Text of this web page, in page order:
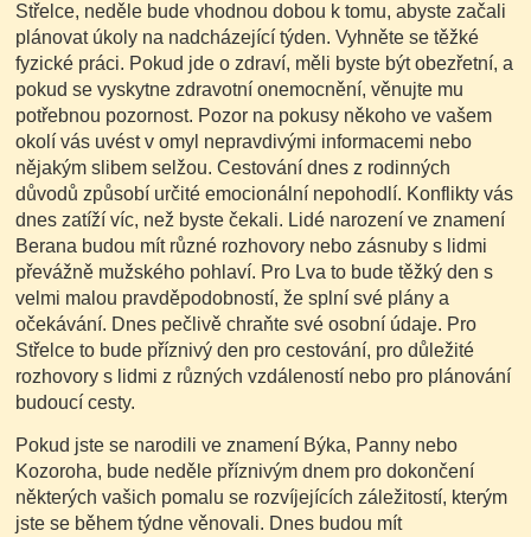
Střelce, neděle bude vhodnou dobou k tomu, abyste začali
plánovat úkoly na nadcházející týden. Vyhněte se těžké
fyzické práci. Pokud jde o zdraví, měli byste být obezřetní, a
pokud se vyskytne zdravotní onemocnění, věnujte mu
potřebnou pozornost. Pozor na pokusy někoho ve vašem
okolí vás uvést v omyl nepravdivými informacemi nebo
nějakým slibem selžou. Cestování dnes z rodinných
důvodů způsobí určité emocionální nepohodlí. Konflikty vás
dnes zatíží víc, než byste čekali. Lidé narození ve znamení
Berana budou mít různé rozhovory nebo zásnuby s lidmi
převážně mužského pohlaví. Pro Lva to bude těžký den s
velmi malou pravděpodobností, že splní své plány a
očekávání. Dnes pečlivě chraňte své osobní údaje. Pro
Střelce to bude příznivý den pro cestování, pro důležité
rozhovory s lidmi z různých vzdáleností nebo pro plánování
budoucí cesty.
Pokud jste se narodili ve znamení Býka, Panny nebo
Kozoroha, bude neděle příznivým dnem pro dokončení
některých vašich pomalu se rozvíjejících záležitostí, kterým
jste se během týdne věnovali. Dnes budou mít